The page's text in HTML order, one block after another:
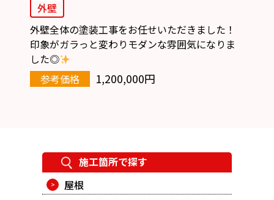
外壁
外壁全体の塗装工事をお任せいただきました！
印象がガラっと変わりモダンな雰囲気になりま
した◎
参考価格
1,200,000円
施工箇所で探す
屋根